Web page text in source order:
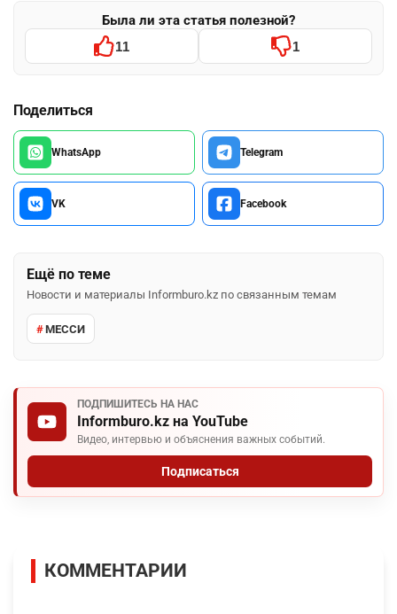
Была ли эта статья полезной?
11 1
Поделиться
WhatsApp Telegram
VK Facebook
Ещё по теме
Новости и материалы Informburo.kz по связанным темам
МЕССИ
ПОДПИШИТЕСЬ НА НАС
Informburo.kz на YouTube
Видео, интервью и объяснения важных событий.
Подписаться
КОММЕНТАРИИ